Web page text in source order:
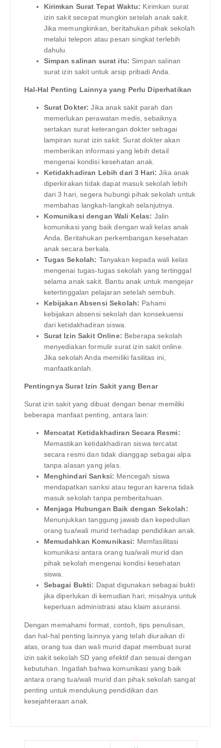
Kirimkan Surat Tepat Waktu: Kirimkan surat
izin sakit secepat mungkin setelah anak sakit.
Jika memungkinkan, beritahukan pihak sekolah
melalui telepon atau pesan singkat terlebih
dahulu.
Simpan salinan surat itu: Simpan salinan
surat izin sakit untuk arsip pribadi Anda.
Hal-Hal Penting Lainnya yang Perlu Diperhatikan
Surat Dokter: Jika anak sakit parah dan
memerlukan perawatan medis, sebaiknya
sertakan surat keterangan dokter sebagai
lampiran surat izin sakit. Surat dokter akan
memberikan informasi yang lebih detail
mengenai kondisi kesehatan anak.
Ketidakhadiran Lebih dari 3 Hari: Jika anak
diperkirakan tidak dapat masuk sekolah lebih
dari 3 hari, segera hubungi pihak sekolah untuk
membahas langkah-langkah selanjutnya.
Komunikasi dengan Wali Kelas: Jalin
komunikasi yang baik dengan wali kelas anak
Anda. Beritahukan perkembangan kesehatan
anak secara berkala.
Tugas Sekolah: Tanyakan kepada wali kelas
mengenai tugas-tugas sekolah yang tertinggal
selama anak sakit. Bantu anak untuk mengejar
ketertinggalan pelajaran setelah sembuh.
Kebijakan Absensi Sekolah: Pahami
kebijakan absensi sekolah dan konsekuensi
dari ketidakhadiran siswa.
Surat Izin Sakit Online: Beberapa sekolah
menyediakan formulir surat izin sakit online.
Jika sekolah Anda memiliki fasilitas ini,
manfaatkanlah.
Pentingnya Surat Izin Sakit yang Benar
Surat izin sakit yang dibuat dengan benar memiliki
beberapa manfaat penting, antara lain:
Mencatat Ketidakhadiran Secara Resmi:
Memastikan ketidakhadiran siswa tercatat
secara resmi dan tidak dianggap sebagai alpa
tanpa alasan yang jelas.
Menghindari Sanksi: Mencegah siswa
mendapatkan sanksi atau teguran karena tidak
masuk sekolah tanpa pemberitahuan.
Menjaga Hubungan Baik dengan Sekolah:
Menunjukkan tanggung jawab dan kepedulian
orang tua/wali murid terhadap pendidikan anak.
Memudahkan Komunikasi: Memfasilitasi
komunikasi antara orang tua/wali murid dan
pihak sekolah mengenai kondisi kesehatan
siswa.
Sebagai Bukti: Dapat digunakan sebagai bukti
jika diperlukan di kemudian hari, misalnya untuk
keperluan administrasi atau klaim asuransi.
Dengan memahami format, contoh, tips penulisan,
dan hal-hal penting lainnya yang telah diuraikan di
atas, orang tua dan wali murid dapat membuat surat
izin sakit sekolah SD yang efektif dan sesuai dengan
kebutuhan. Ingatlah bahwa komunikasi yang baik
antara orang tua/wali murid dan pihak sekolah sangat
penting untuk mendukung pendidikan dan
kesejahteraan anak.